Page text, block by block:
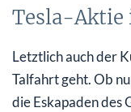
Tesla-Aktie
Letztlich auch der
Talfahrt geht. Ob
die Eskapaden des